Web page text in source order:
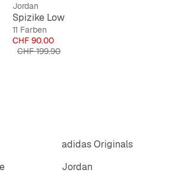
Jordan
Spizike Low
11 Farben
Preis
CHF 90.00
Originalpreis
CHF 199.90
adidas Originals
Jordan